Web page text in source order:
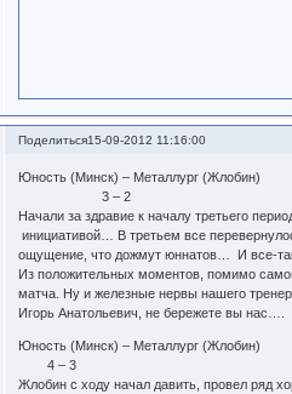
Поделиться15-09-2012 11:16:00
Юность (Минск) – Металлург (Жлобин)
3 – 2
Начали за здравие к началу третьего
инициативой… В третьем все
ощущение, что дожмут юннатов… И все-
Из положительных моментов, помимо
матча. Ну и железные нервы нашего
Игорь Анатольевич, не бережете вы нас….
Юность (Минск) – Металлург (Жлобин)
4 – 3
Жлобин с ходу начал давить, провел ряд